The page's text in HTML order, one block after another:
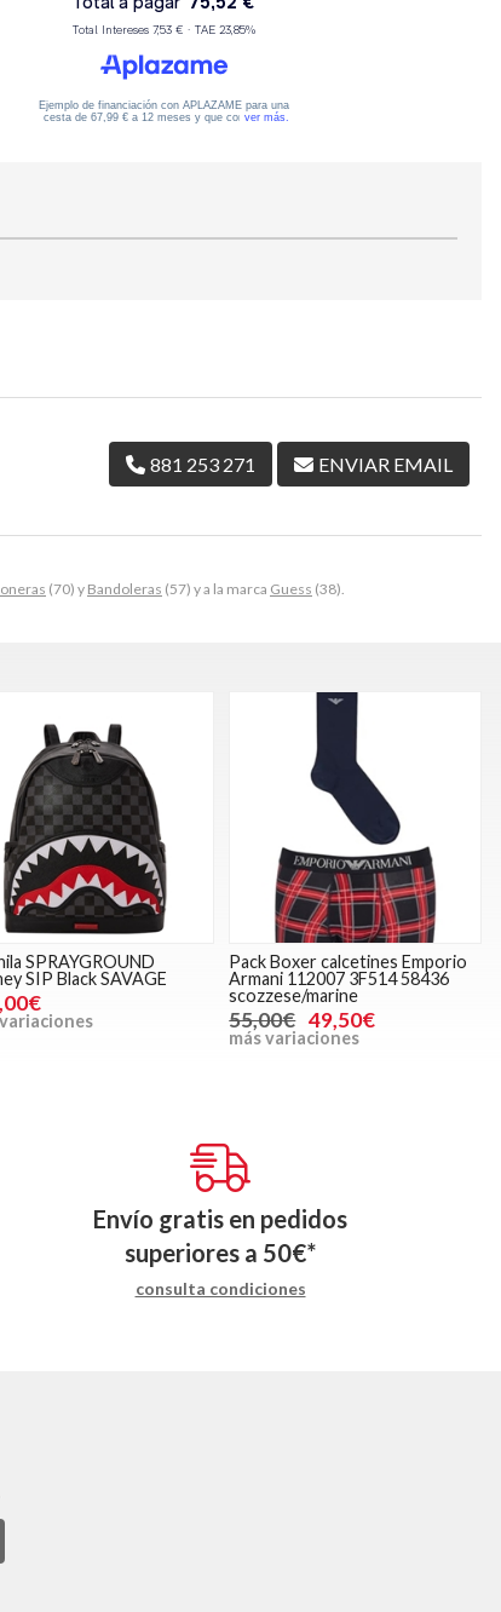
(70) y Bandoleras (57) y a la marca Guess (38).
881 253 271 ENVIAR EMAIL
SPRAYGROUND
SIP Black SAVAGE
Pack Boxer calcetines Emporio
Armani 112007 3F514 58436
scozzese/marine
55,00€ 49,50€
más variaciones
Envío gratis en pedidos
superiores a 50€*
consulta condiciones